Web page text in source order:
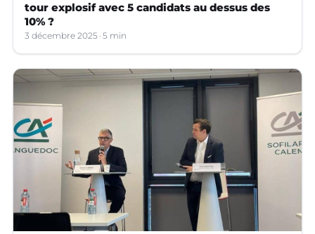
tour explosif avec 5 candidats au dessus des
10% ?
3 décembre 2025 5 min